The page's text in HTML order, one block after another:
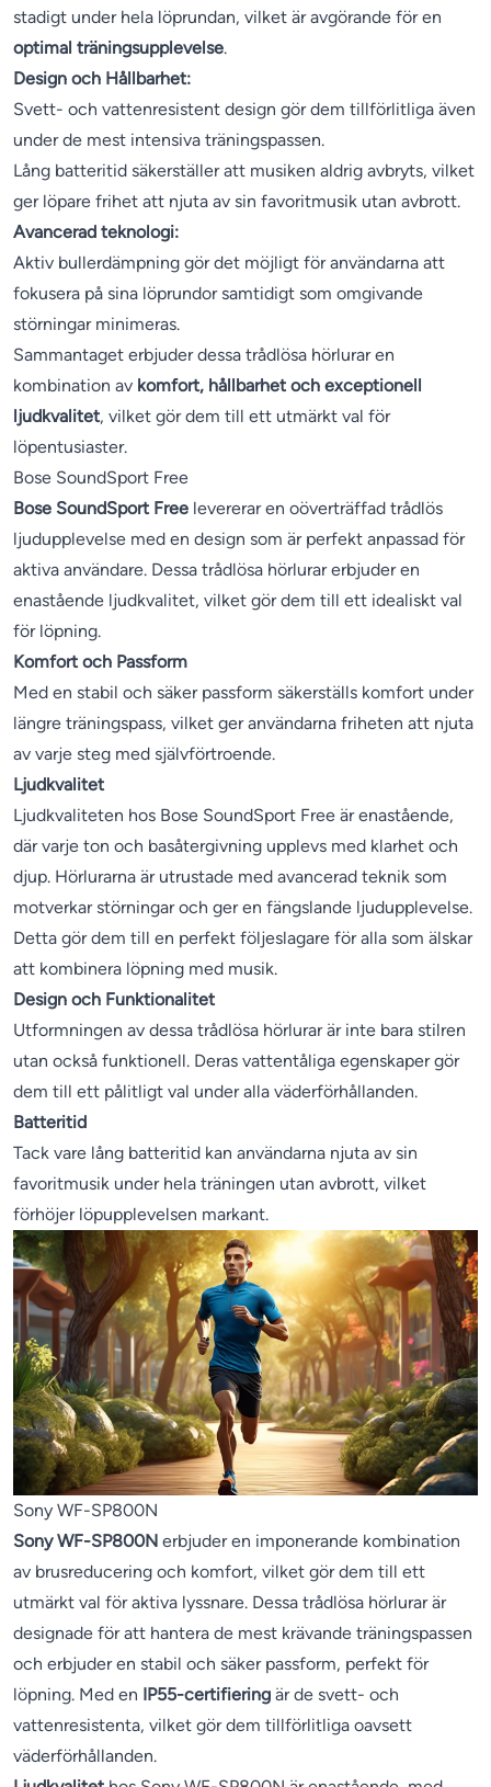
stadigt under hela löprundan, vilket är avgörande för en
optimal träningsupplevelse.
Design och Hållbarhet:
Svett- och vattenresistent design gör dem tillförlitliga även
under de mest intensiva träningspassen.
Lång batteritid säkerställer att musiken aldrig avbryts, vilket
ger löpare frihet att njuta av sin favoritmusik utan avbrott.
Avancerad teknologi:
Aktiv bullerdämpning gör det möjligt för användarna att
fokusera på sina löprundor samtidigt som omgivande
störningar minimeras.
Sammantaget erbjuder dessa trådlösa hörlurar en
kombination av komfort, hållbarhet och exceptionell
ljudkvalitet, vilket gör dem till ett utmärkt val för
löpentusiaster.
Bose SoundSport Free
Bose SoundSport Free levererar en oöverträffad trådlös
ljudupplevelse med en design som är perfekt anpassad för
aktiva användare. Dessa trådlösa hörlurar erbjuder en
enastående ljudkvalitet, vilket gör dem till ett idealiskt val
för löpning.
Komfort och Passform
Med en stabil och säker passform säkerställs komfort under
längre träningspass, vilket ger användarna friheten att njuta
av varje steg med självförtroende.
Ljudkvalitet
Ljudkvaliteten hos Bose SoundSport Free är enastående,
där varje ton och basåtergivning upplevs med klarhet och
djup. Hörlurarna är utrustade med avancerad teknik som
motverkar störningar och ger en fängslande ljudupplevelse.
Detta gör dem till en perfekt följeslagare för alla som älskar
att kombinera löpning med musik.
Design och Funktionalitet
Utformningen av dessa trådlösa hörlurar är inte bara stilren
utan också funktionell. Deras vattentåliga egenskaper gör
dem till ett pålitligt val under alla väderförhållanden.
Batteritid
Tack vare lång batteritid kan användarna njuta av sin
favoritmusik under hela träningen utan avbrott, vilket
förhöjer löpupplevelsen markant.
Sony WF-SP800N
Sony WF-SP800N erbjuder en imponerande kombination
av brusreducering och komfort, vilket gör dem till ett
utmärkt val för aktiva lyssnare. Dessa trådlösa hörlurar är
designade för att hantera de mest krävande träningspassen
och erbjuder en stabil och säker passform, perfekt för
löpning. Med en IP55-certifiering är de svett- och
vattenresistenta, vilket gör dem tillförlitliga oavsett
väderförhållanden.